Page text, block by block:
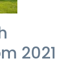
2021